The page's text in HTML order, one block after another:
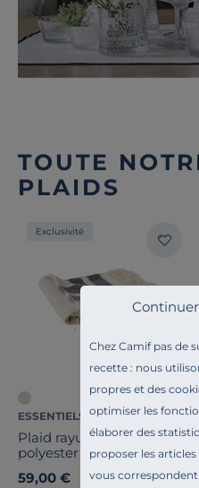
Chez Camif pas de
recette : nous
propres et des
optimiser les
élaborer des
proposer les
vous correspondent
TOUTE
PLAIDS
Exclusivité
ESSENTIELS PAR CAMIF
Plaid rayures coton
polyester Paxton
59,00 €